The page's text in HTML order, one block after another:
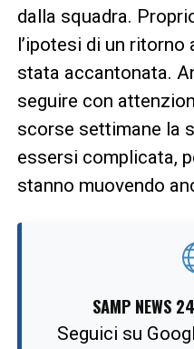
dalla squadra.
l’ipotesi di un ritorno
stata accantonata.
seguire con
scorse settimane la
essersi complicata,
stanno muovendo
SAMP NEWS
Seguici su